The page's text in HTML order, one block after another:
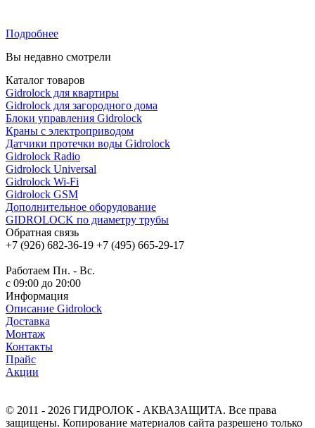
Подробнее
Вы недавно смотрели
Каталог товаров
Gidrolock для квартиры
Gidrolock для загородного дома
Блоки управления Gidrolock
Краны с электроприводом
Датчики протечки воды Gidrolock
Gidrolock Radio
Gidrolock Universal
Gidrolock Wi-Fi
Gidrolock GSM
Дополнительное оборудование
GIDROLOCK по диаметру трубы
Обратная связь
+7 (926) 682-36-19 +7 (495) 665-29-17
Работаем Пн. - Вс.
с 09:00 до 20:00
Информация
Описание Gidrolock
Доставка
Монтаж
Контакты
Прайс
Акции
© 2011 - 2026 ГИДРОЛОК - АКВАЗАЩИТА. Все права
защищены. Копирование материалов сайта разрешено только